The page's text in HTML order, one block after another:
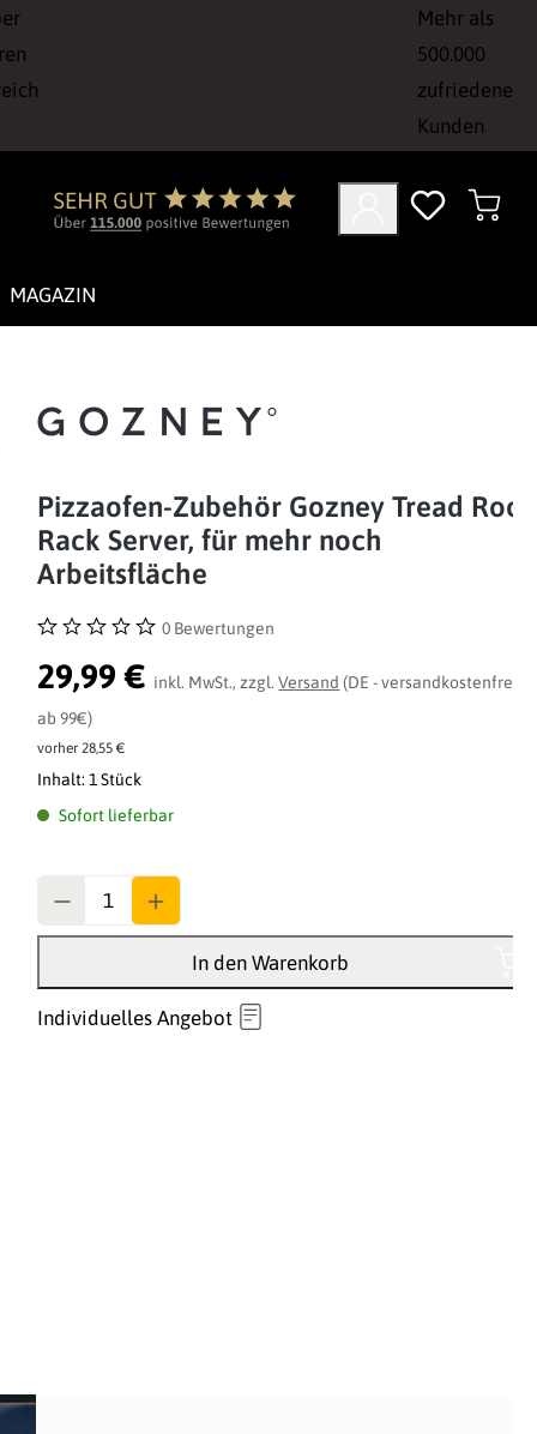
Mehr als
500.000
zufriedene
Kunden
MAGAZIN
Pizzaofen-Zubehör Gozney Tread Roof
Rack Server, für mehr noch
Arbeitsfläche
Durchschnittliche Bewertung von 0 von 5 Sternen
0 Bewertungen
29,99 € inkl. MwSt., zzgl.Versand (DE - versandkostenfrei
ab 99€)
vorher 28,55 €
Inhalt:1 Stück
Sofort lieferbar
In den Warenkorb
Individuelles Angebot